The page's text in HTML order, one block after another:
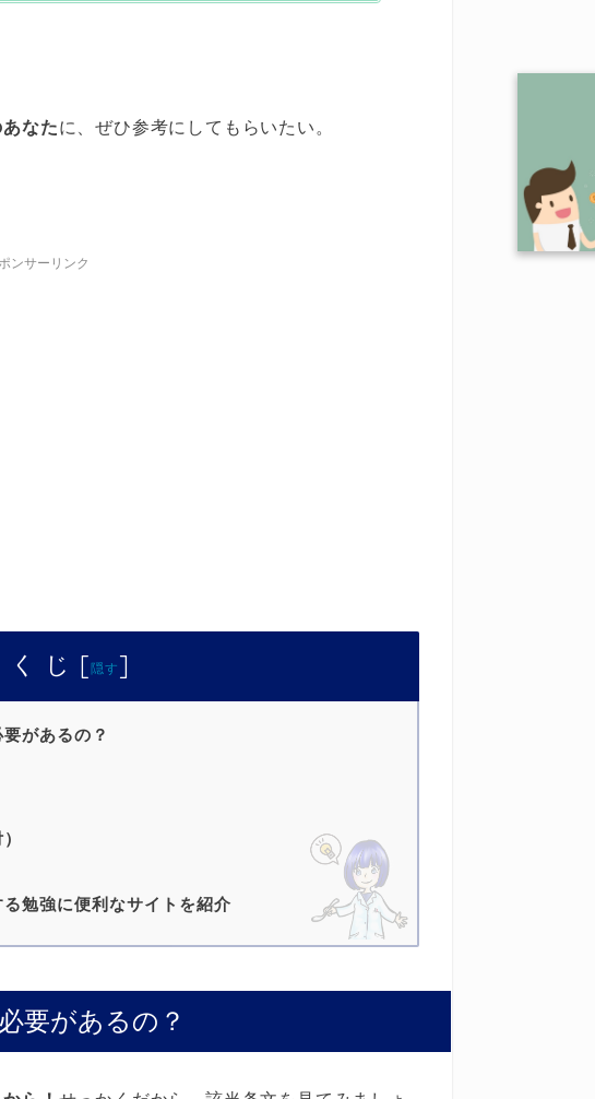
なたに、ぜひ参考にしてもらいたい。
ンサーリンク
く じ [隠す ]
があるの？
勉強に便利なサイトを紹介
要があるの？